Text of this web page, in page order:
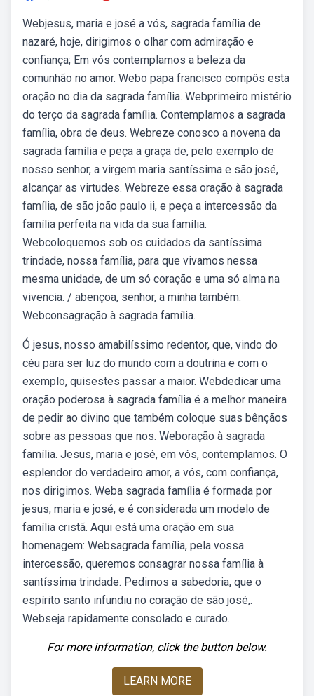
Webjesus, maria e josé a vós, sagrada família de
nazaré, hoje, dirigimos o olhar com admiração e
confiança; Em vós contemplamos a beleza da
comunhão no amor. Webo papa francisco compôs esta
oração no dia da sagrada família. Webprimeiro mistério
do terço da sagrada família. Contemplamos a sagrada
família, obra de deus. Webreze conosco a novena da
sagrada família e peça a graça de, pelo exemplo de
nosso senhor, a virgem maria santíssima e são josé,
alcançar as virtudes. Webreze essa oração à sagrada
família, de são joão paulo ii, e peça a intercessão da
família perfeita na vida da sua família.
Webcoloquemos sob os cuidados da santíssima
trindade, nossa família, para que vivamos nessa
mesma unidade, de um só coração e uma só alma na
vivencia. / abençoa, senhor, a minha também.
Webconsagração à sagrada família.
Ó jesus, nosso amabilíssimo redentor, que, vindo do
céu para ser luz do mundo com a doutrina e com o
exemplo, quisestes passar a maior. Webdedicar uma
oração poderosa à sagrada família é a melhor maneira
de pedir ao divino que também coloque suas bênçãos
sobre as pessoas que nos. Weboração à sagrada
família. Jesus, maria e josé, em vós, contemplamos. O
esplendor do verdadeiro amor, a vós, com confiança,
nos dirigimos. Weba sagrada família é formada por
jesus, maria e josé, e é considerada um modelo de
família cristã. Aqui está uma oração em sua
homenagem: Websagrada família, pela vossa
intercessão, queremos consagrar nossa família à
santíssima trindade. Pedimos a sabedoria, que o
espírito santo infundiu no coração de são josé,.
Webseja rapidamente consolado e curado.
For more information, click the button below.
LEARN MORE